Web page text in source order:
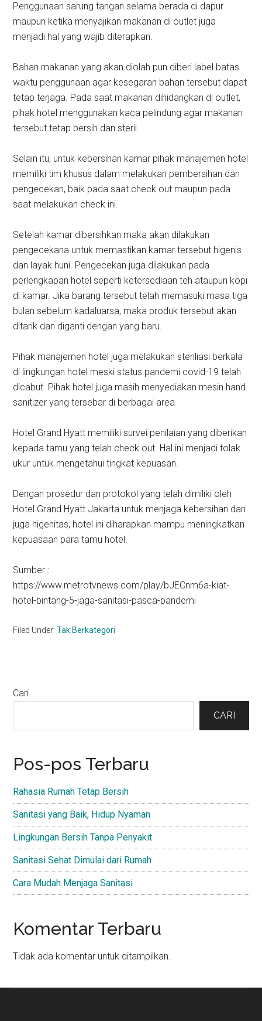
Penggunaan sarung tangan selama berada di dapur
maupun ketika menyajikan makanan di outlet juga
menjadi hal yang wajib diterapkan.
Bahan makanan yang akan diolah pun diberi label batas
waktu penggunaan agar kesegaran bahan tersebut dapat
tetap terjaga. Pada saat makanan dihidangkan di outlet,
pihak hotel menggunakan kaca pelindung agar makanan
tersebut tetap bersih dan steril.
Selain itu, untuk kebersihan kamar pihak manajemen hotel
memiliki tim khusus dalam melakukan pembersihan dan
pengecekan, baik pada saat check out maupun pada
saat melakukan check ini.
Setelah kamar dibersihkan maka akan dilakukan
pengecekana untuk memastikan kamar tersebut higenis
dan layak huni. Pengecekan juga dilakukan pada
perlengkapan hotel seperti ketersediaan teh ataupun kopi
di kamar. Jika barang tersebut telah memasuki masa tiga
bulan sebelum kadaluarsa, maka produk tersebut akan
ditarik dan diganti dengan yang baru.
Pihak manajemen hotel juga melakukan steriliasi berkala
di lingkungan hotel meski status pandemi covid-19 telah
dicabut. Pihak hotel juga masih menyediakan mesin hand
sanitizer yang tersebar di berbagai area.
Hotel Grand Hyatt memiliki survei penilaian yang diberikan
kepada tamu yang telah check out. Hal ini menjadi tolak
ukur untuk mengetahui tingkat kepuasan.
Dengan prosedur dan protokol yang telah dimiliki oleh
Hotel Grand Hyatt Jakarta untuk menjaga kebersihan dan
juga higenitas, hotel ini diharapkan mampu meningkatkan
kepuasaan para tamu hotel.
Sumber :
https://www.metrotvnews.com/play/bJECnm6a-kiat-
hotel-bintang-5-jaga-sanitasi-pasca-pandemi
Filed Under:Tak Berkategori
Primary
Cari
CARI
Pos-pos Terbaru
Rahasia Rumah Tetap Bersih
Sanitasi yang Baik, Hidup Nyaman
Lingkungan Bersih Tanpa Penyakit
Sanitasi Sehat Dimulai dari Rumah
Cara Mudah Menjaga Sanitasi
Komentar Terbaru
Tidak ada komentar untuk ditampilkan.